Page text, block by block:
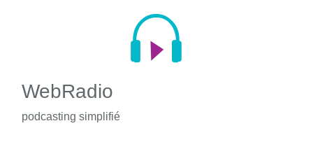
WebRadio
podcasting simplifié